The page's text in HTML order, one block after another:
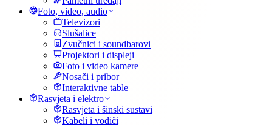
Foto, video, audio
Televizori
Slušalice
Zvučnici i soundbarovi
Projektori i displeji
Foto i video kamere
Nosači i pribor
Interaktivne table
Rasvjeta i elektro
Rasvjeta i šinski sustavi
Kabeli i vodiči